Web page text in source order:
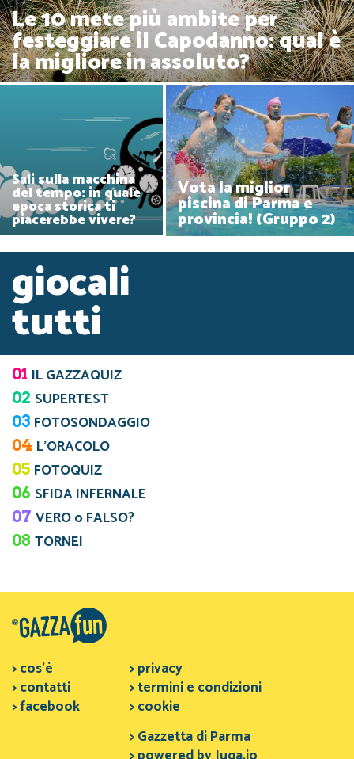
Le 10 mete più ambite per
festeggiare il Capodanno: qual è
la migliore in assoluto?
Sali sulla macchina
del tempo: in quale
epoca storica ti
piacerebbe vivere?
Vota la miglior
piscina di Parma e
provincia! (Gruppo 2)
giocali
tutti
01 IL GAZZAQUIZ
02 SUPERTEST
03 FOTOSONDAGGIO
04 L’ORACOLO
05 FOTOQUIZ
06 SFIDA INFERNALE
07 VERO o FALSO?
08 TORNEI
> cos'è
> contatti
> facebook
> privacy
> termini e condizioni
> cookie
> Gazzetta di Parma